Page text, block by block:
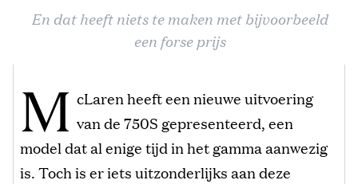
En dat heeft niets te maken met bijvoorbeeld
een forse prijs
M cLaren heeft een nieuwe uitvoering
van de 750S gepresenteerd, een
model dat al enige tijd in het gamma aanwezig
is. Toch is er iets uitzonderlijks aan deze